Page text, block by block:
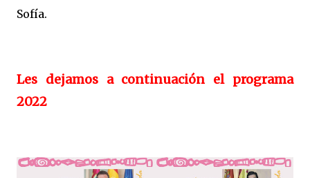
Sofía.
Les dejamos a continuación el programa
2022